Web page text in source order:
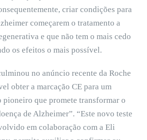
criar condições para
começarem o tratamento a
e que não tem o mais cedo
os efeitos o mais possível.
no anúncio recente da Roche
obter a marcação CE para um
pioneiro que promete transformar o
de Alzheimer”. “Este novo teste
em colaboração com a Eli